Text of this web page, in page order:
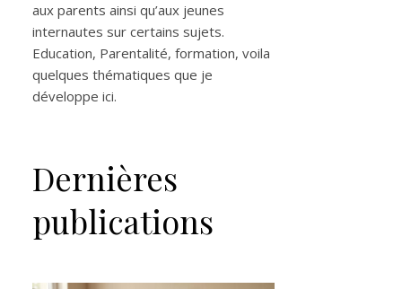
aux parents ainsi qu’aux jeunes
internautes sur certains sujets.
Education, Parentalité, formation, voila
quelques thématiques que je
développe ici.
Dernières
publications